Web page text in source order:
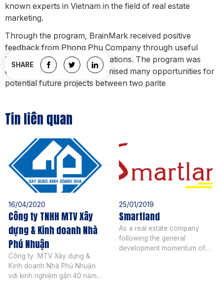
known experts in Vietnam in the field of real estate
marketing.
Through the program, BrainMark received positive
feedback from Phong Phu Company through useful
knowledge and practical situations. The program was
ended successfully and promised many opportunities for
potential future projects between two parite
SHARE
Tin liên quan
16/04/2020
Công ty TNHH MTV Xây
dựng & Kinh doanh Nhà
Phú Nhuận
Công ty MTV Xây dựng &
Kinh doanh Nhà Phú Nhuận
với kinh nghiệm gần 40 năm
25/01/2019
Smartland
As a real estate company
following the general
development momentum of